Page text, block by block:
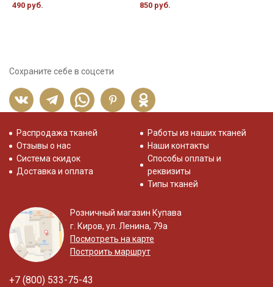
490 руб. 850 руб.
Сохраните себе в соцсети
Распродажа тканей
Отзывы о нас
Система скидок
Доставка и оплата
Работы из наших тканей
Наши контакты
Способы оплаты и
реквизиты
Типы тканей
Розничный магазин Купава
г. Киров, ул. Ленина, 79а
Посмотреть на карте
Построить маршрут
+7 (800) 533-75-43